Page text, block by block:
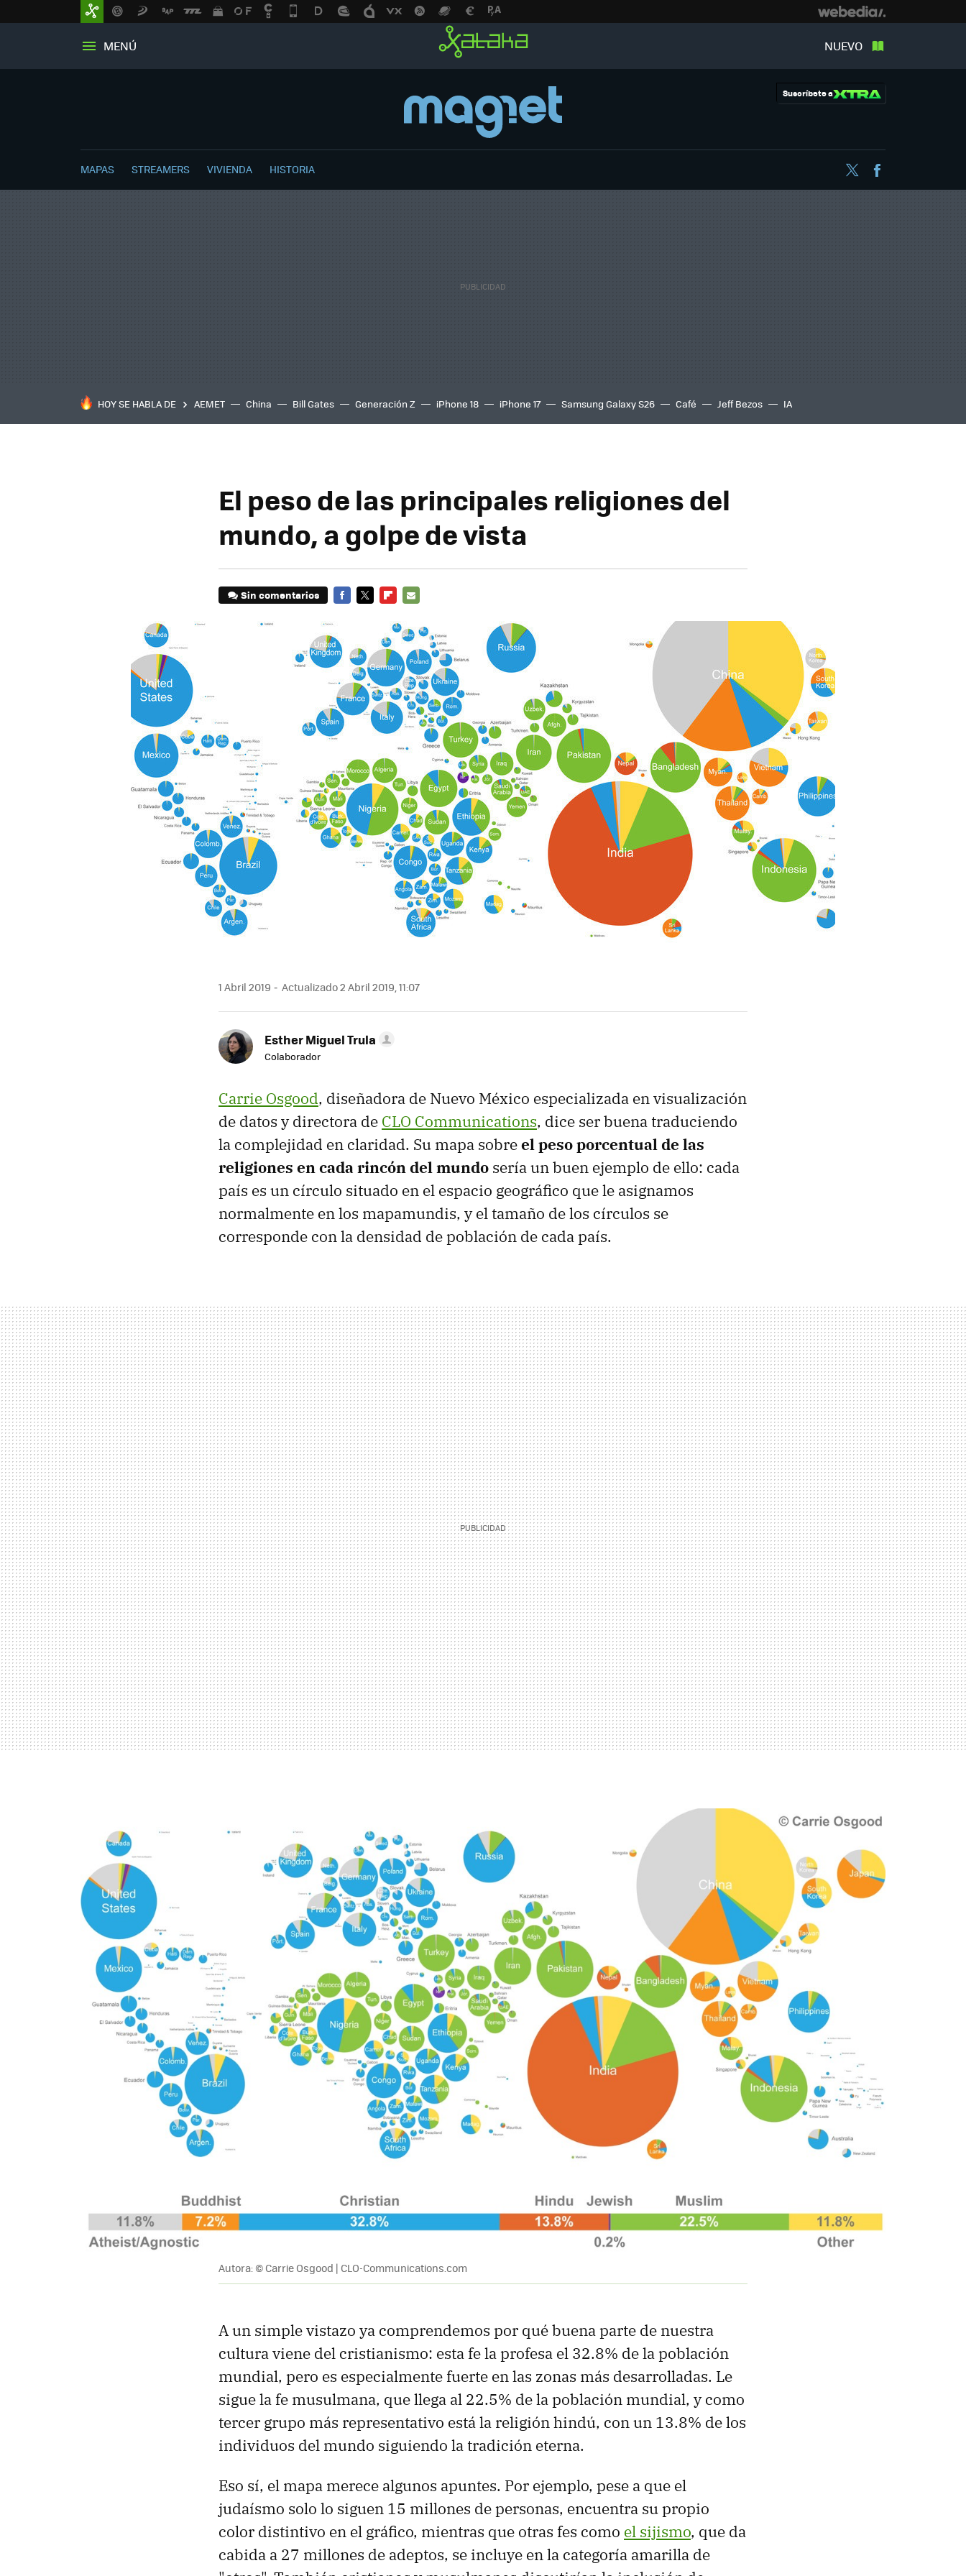
MENÚ NUEVO
Suscríbete a
MAPAS STREAMERS VIVIENDA HISTORIA Twitter
HOY SE HABLA DE AEMET China Bill Gates Generación Z iPhone 18 iPhone 17 Samsung Galaxy S26 Café Jeff Bezos IA
El peso de las principales religiones del
mundo, a golpe de vista
Sin comentarios
MAIL
1 Abril 2019 Actualizado 2 Abril 2019, 11:07
Esther Miguel Trula
Colaborador
Carrie Osgood, diseñadora de Nuevo México especializada en visualización
de datos y directora de CLO Communications, dice ser buena traduciendo
la complejidad en claridad. Su mapa sobreel peso porcentual de las
religiones en cada rincón del mundo sería un buen ejemplo de ello: cada
país es un círculo situado en el espacio geográfico que le asignamos
normalmente en los mapamundis, y el tamaño de los círculos se
corresponde con la densidad de población de cada país.
Autora: © Carrie Osgood | CLO-Communications.com
A un simple vistazo ya comprendemos por qué buena parte de nuestra
cultura viene del cristianismo: esta fe la profesa el 32.8% de la población
mundial, pero es especialmente fuerte en las zonas más desarrolladas. Le
sigue la fe musulmana, que llega al 22.5% de la población mundial, y como
tercer grupo más representativo está la religión hindú, con un 13.8% de los
individuos del mundo siguiendo la tradición eterna.
Eso sí, el mapa merece algunos apuntes. Por ejemplo, pese a que el
judaísmo solo lo siguen 15 millones de personas, encuentra su propio
color distintivo en el gráfico, mientras que otras fes como el sijismo, que da
cabida a 27 millones de adeptos, se incluye en la categoría amarilla de